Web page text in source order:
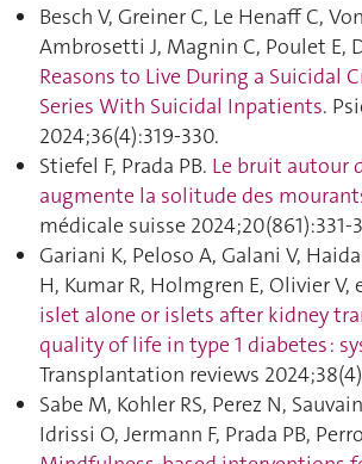
Besch V, Greiner C, Le Henaff C,
Ambrosetti J, Magnin C, Poulet E,
Reasons to Live During a Suicidal
Series With Suicidal Inpatients.
2024;36(4):319‑330.
Stiefel F, Prada PB. Le bruit autour
augmente la solitude des
médicale suisse
Gariani K, Peloso A, Galani V,
H, Kumar R, Holmgren E, Olivier V,
islet alone or islets after kidney
quality of life in type 1 diabetes :
Transplantation reviews
Sabe M, Kohler RS, Perez N,
Idrissi O, Jermann F, Prada PB,